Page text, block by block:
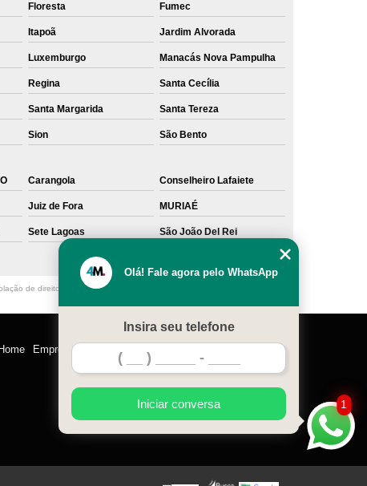
Sublimação em Camisetas
Sublimação em Camisetas Lisas
Sublimação em Tecido de Algodão
Sublimação Total em Camisetas
Floresta Fumec
Itapoã Jardim Alvorada
Luxemburgo Manacás Nova Pampulha
Regina Santa Cecília
Santa Margarida Santa Tereza
Sion São Bento
Carangola Conselheiro Lafaiete
Juiz de Fora MURIAÉ
Sete Lagoas São João Del Rei
de direito autoral – artigo 184 do Código Penal –
Home Empresa Serviços
1
Olá! Fale agora pelo WhatsApp
Insira seu telefone
Iniciar conversa